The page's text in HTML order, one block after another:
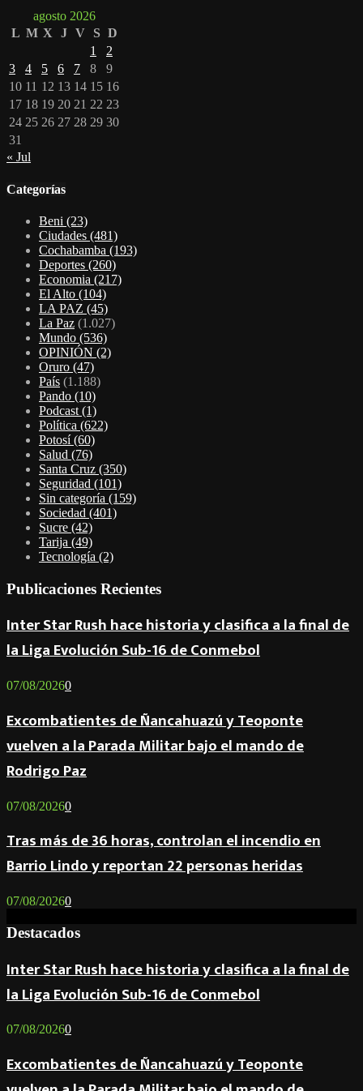
agosto 2026
L M X J V S D
1
2
3
4 5 6 7 8
9
10 11 12 13 14 15 16
17 18 19 20 21 22 23
24 25 26 27 28 29 30
31
« Jul
Categorías
Beni (23)
Ciudades (481)
Cochabamba (193)
Deportes (260)
Economia (217)
El Alto (104)
LA PAZ (45)
La Paz (1.027)
Mundo (536)
OPINIÓN (2)
Oruro (47)
País (1.188)
Pando (10)
Podcast (1)
Política (622)
Potosí(60)
Salud (76)
Santa Cruz (350)
Seguridad (101)
Sin categoría (159)
Sociedad (401)
Sucre (42)
Tarija (49)
Tecnología (2)
Publicaciones Recientes
Inter Star Rush hace historia y clasifica a la final de
la Liga Evolución Sub-16 de Conmebol
07/08/20260
Excombatientes de Ñancahuazú y Teoponte
vuelven a la Parada Militar bajo el mando de
Rodrigo Paz
07/08/20260
Tras más de 36 horas, controlan el incendio en
Barrio Lindo y reportan 22 personas heridas
07/08/20260
Destacados
Inter Star Rush hace historia y clasifica a la final de
la Liga Evolución Sub-16 de Conmebol
07/08/20260
Excombatientes de Ñancahuazú y Teoponte